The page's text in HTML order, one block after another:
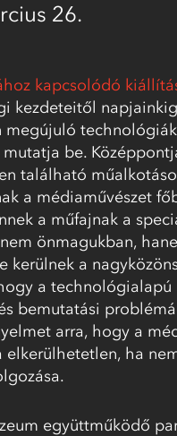
26.
Tamás: Véres film,
filmtekercs tároló doboz,
kapcsolódó
kezdeteitől
megújuló
mutatja be.
található
a médiaművészet
a műfajnak a
önmagukban,
kerülnek a
a
bemutatási
arra, hogy a
elkerülhetetlen, ha
együttműködő